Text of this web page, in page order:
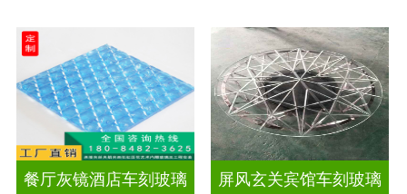
餐厅灰镜酒店车刻玻璃 屏风玄关宾馆车刻玻璃